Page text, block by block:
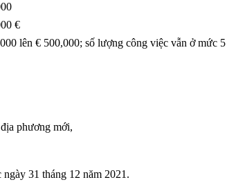
€
lên € 500,000; số lượng công việc vẫn ở mức 5
phương mới,
31 tháng 12 năm 2021.